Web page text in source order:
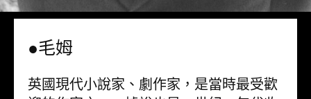
●毛姆
英國現代小說家、劇作家，是當時最受歡